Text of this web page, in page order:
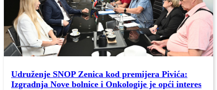
Udruženje SNOP Zenica kod premijera Pivića:
Izgradnja Nove bolnice i Onkologije je opći interes